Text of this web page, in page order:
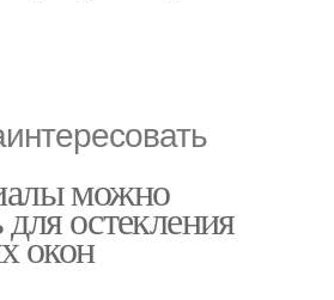
можно
остекления
окон